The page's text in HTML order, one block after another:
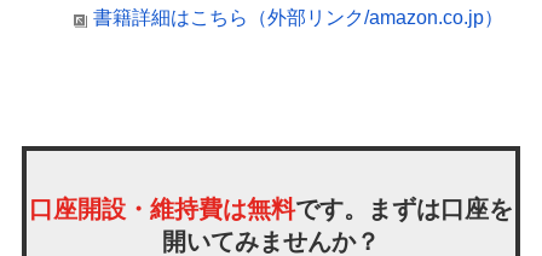
書籍詳細はこちら（外部リンク/amazon.co.jp）
口座開設・維持費は無料です。まずは口座を
開いてみませんか？